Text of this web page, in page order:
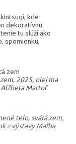
kde
dekoratívnu
tu slúži ako
spomienku,
2025, olej ma
Martof
telo, svätá zem,
z výstavy Maľba